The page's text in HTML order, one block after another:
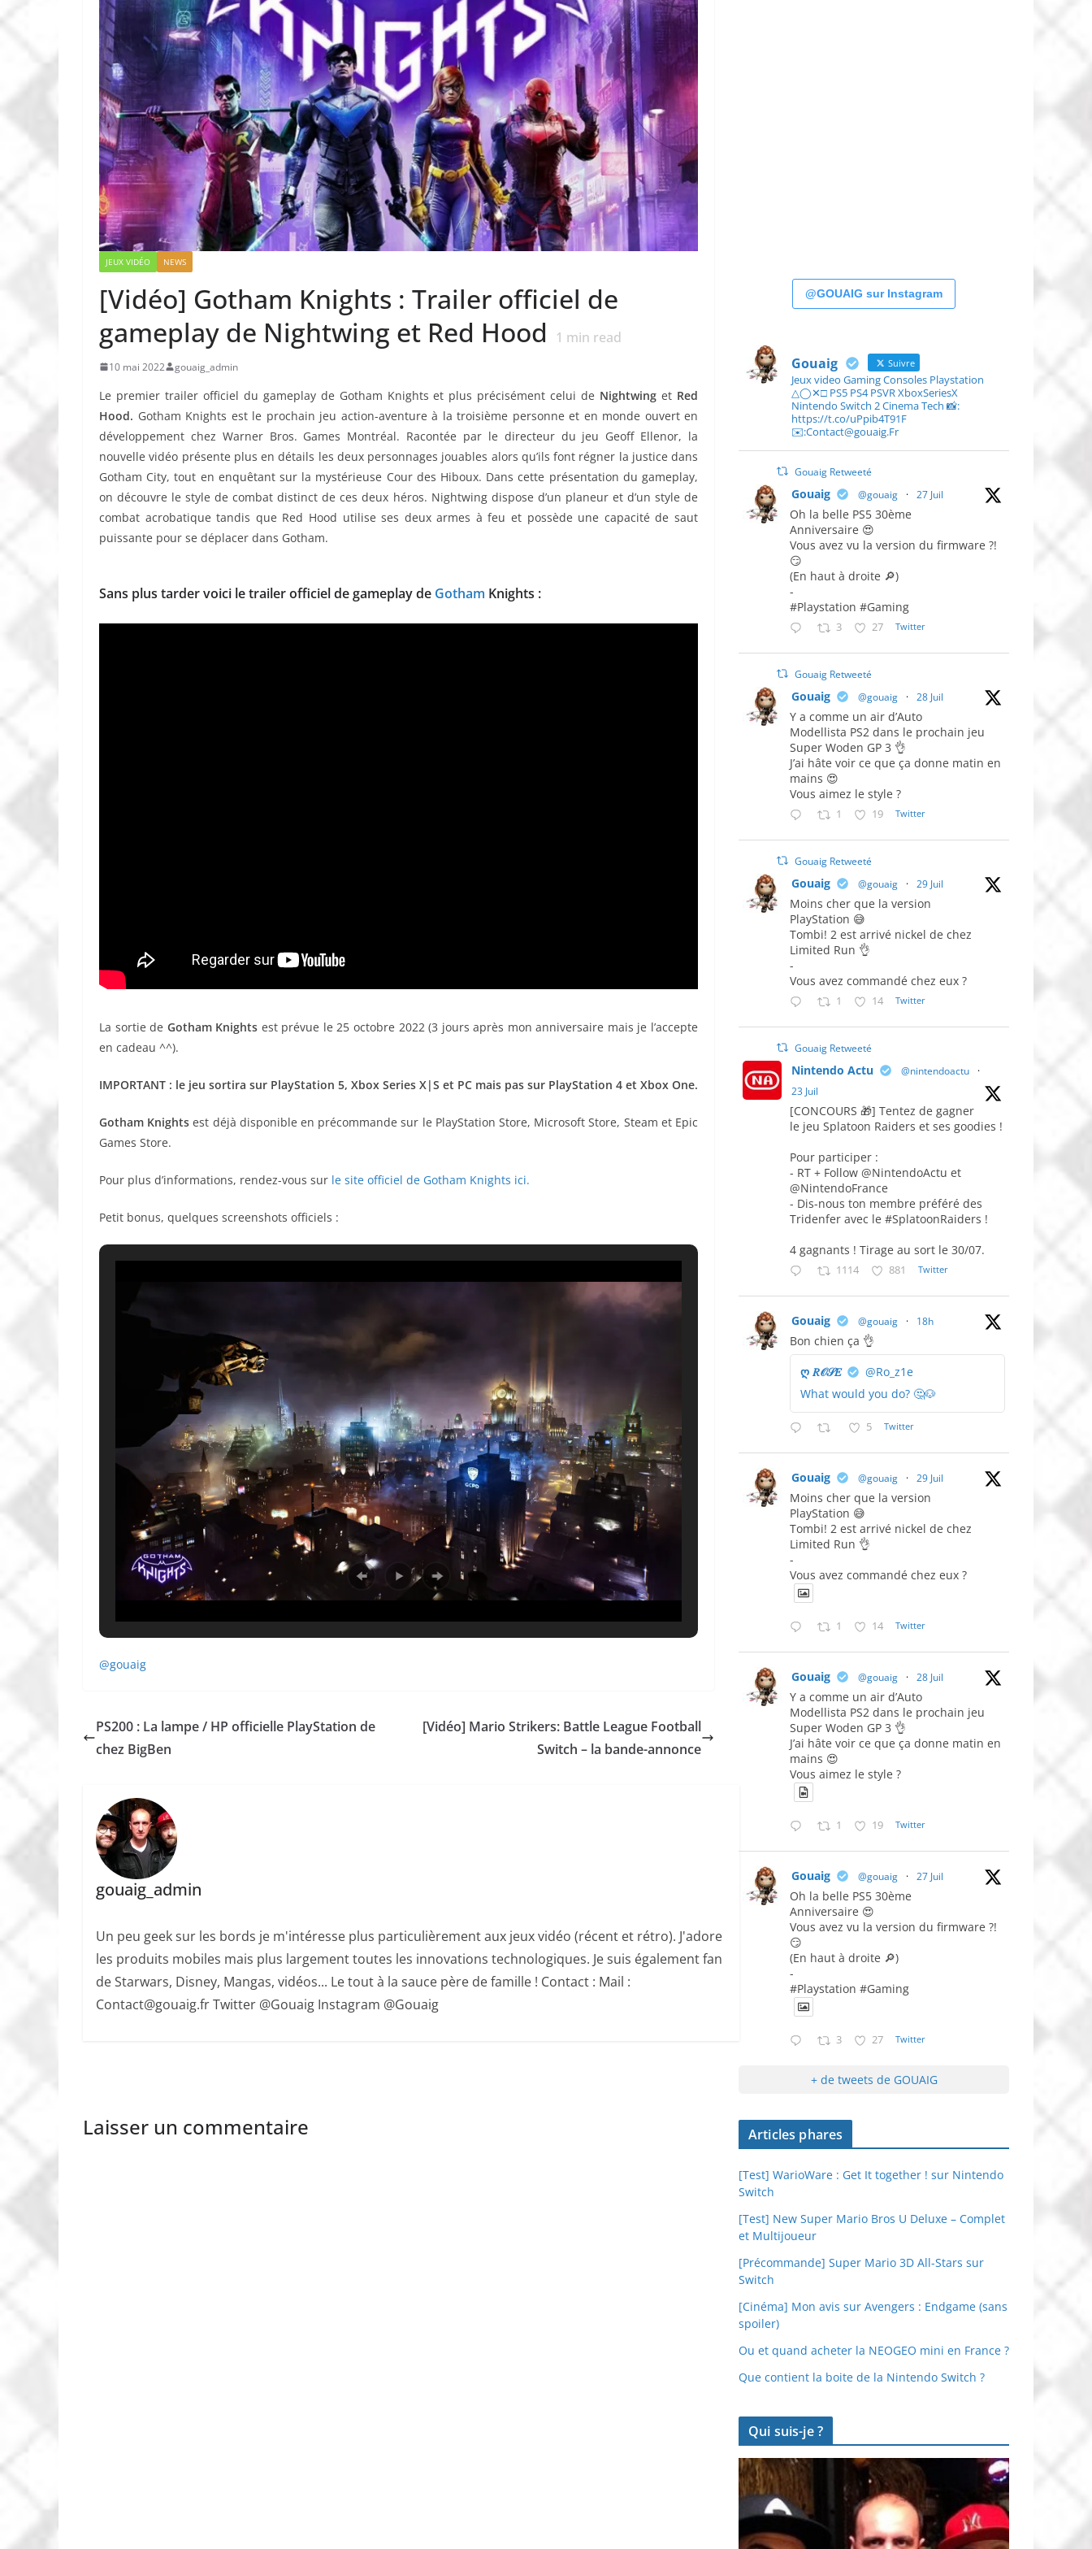
JEUX VIDÉO NEWS
[Vidéo] Gotham Knights : Trailer officiel de
gameplay de Nightwing et Red Hood
1 min read
10 mai 2022 gouaig_admin
Le premier trailer officiel du gameplay de Gotham Knights et plus précisément celui de Nightwinget Red
Hood. Gotham Knights est le prochain jeu action-aventure à la troisième personne et en monde ouvert en
développement chez Warner Bros. Games Montréal. Racontée par le directeur du jeu Geoff Ellenor, la
nouvelle vidéo présente plus en détails les deux personnages jouables alors qu’ils font régner la justice dans
Gotham City, tout en enquêtant sur la mystérieuse Cour des Hiboux. Dans cette présentation du gameplay,
on découvre le style de combat distinct de ces deux héros. Nightwing dispose d’un planeur et d’un style de
combat acrobatique tandis que Red Hood utilise ses deux armes à feu et possède une capacité de saut
puissante pour se déplacer dans Gotham.
Sans plus tarder voici le trailer officiel de gameplay de Gotham Knights :
La sortie de Gotham Knights est prévue le 25 octobre 2022 (3 jours après mon anniversaire mais je l’accepte
en cadeau ^^).
IMPORTANT : le jeu sortira sur PlayStation 5, Xbox Series X|S et PC mais pas sur PlayStation 4 et Xbox One.
Gotham Knightsest déjà disponible en précommande sur le PlayStation Store, Microsoft Store, Steam et Epic
Games Store.
Pour plus d’informations, rendez-vous sur le site officiel de Gotham Knights ici.
Petit bonus, quelques screenshots officiels :
@gouaig
PS200 : La lampe / HP officielle PlayStation de
chez BigBen
[Vidéo] Mario Strikers: Battle League Football
Switch – la bande-annonce
gouaig_admin
Un peu geek sur les bords je m'intéresse plus particulièrement aux jeux vidéo (récent et rétro). J'adore
les produits mobiles mais plus largement toutes les innovations technologiques. Je suis également fan
de Starwars, Disney, Mangas, vidéos... Le tout à la sauce père de famille ! Contact : Mail :
Contact@gouaig.fr Twitter @Gouaig Instagram @Gouaig
Laisser un commentaire
@GOUAIG sur Instagram
Gouaig Suivre
Jeux video Gaming Consoles Playstation
△◯✕□ PS5 PS4 PSVR XboxSeriesX
Nintendo Switch 2 Cinema Tech 📸:
https://t.co/uPpib4T91F
✉️:Contact@gouaig.Fr
Gouaig Retweeté
Gouaig @gouaig · 27 Juil
Oh la belle PS5 30ème
Anniversaire 😍
Vous avez vu la version du firmware ?!
😏
(En haut à droite 🔎)
-
#Playstation #Gaming
3 27 Twitter
Gouaig Retweeté
Gouaig @gouaig · 28 Juil
Y a comme un air d’Auto
Modellista PS2 dans le prochain jeu
Super Woden GP 3 👌
J’ai hâte voir ce que ça donne matin en
mains 😍
Vous aimez le style ?
1 19 Twitter
Gouaig Retweeté
Gouaig @gouaig · 29 Juil
Moins cher que la version
PlayStation 😅
Tombi! 2 est arrivé nickel de chez
Limited Run 👌
-
Vous avez commandé chez eux ?
1 14 Twitter
Gouaig Retweeté
Nintendo Actu @nintendoactu
·
23 Juil
[CONCOURS 🎁] Tentez de gagner
le jeu Splatoon Raiders et ses goodies !
Pour participer :
- RT + Follow @NintendoActu et
@NintendoFrance
- Dis-nous ton membre préféré des
Tridenfer avec le #SplatoonRaiders !
4 gagnants ! Tirage au sort le 30/07.
1114 881 Twitter
Gouaig @gouaig · 18h
Bon chien ça 👌
ღ 𝑅𝒪𝒮𝐸
@Ro_z1e
What would you do? 🤔🐶
5 Twitter
Gouaig @gouaig · 29 Juil
Moins cher que la version
PlayStation 😅
Tombi! 2 est arrivé nickel de chez
Limited Run 👌
-
Vous avez commandé chez eux ?
1 14 Twitter
Gouaig @gouaig · 28 Juil
Y a comme un air d’Auto
Modellista PS2 dans le prochain jeu
Super Woden GP 3 👌
J’ai hâte voir ce que ça donne matin en
mains 😍
Vous aimez le style ?
1 19 Twitter
Gouaig @gouaig · 27 Juil
Oh la belle PS5 30ème
Anniversaire 😍
Vous avez vu la version du firmware ?!
😏
(En haut à droite 🔎)
-
#Playstation #Gaming
3 27 Twitter
+ de tweets de GOUAIG
Articles phares
[Test] WarioWare : Get It together ! sur Nintendo
Switch
[Test] New Super Mario Bros U Deluxe – Complet
et Multijoueur
[Précommande] Super Mario 3D All-Stars sur
Switch
[Cinéma] Mon avis sur Avengers : Endgame (sans
spoiler)
Ou et quand acheter la NEOGEO mini en France ?
Que contient la boite de la Nintendo Switch ?
Qui suis-je ?